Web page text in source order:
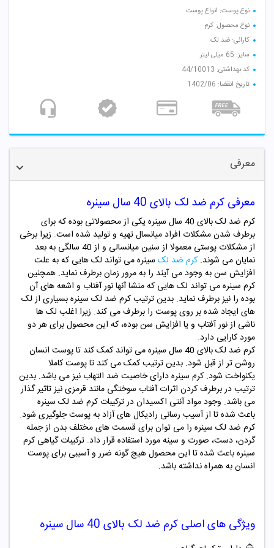
نوع پوست: انواع پوست
نوع محصول: کرم
کارائی: ضد لک
سایز: 65 میلی لیتر
کد بهداشتی: 44/10013
تاریخ انقضا: 1402/06
معرفی
معرفی کرم ضد لک بالای 40 سال سینره
کرم ضد لک بالای 40 سال سینره یکی از محصولاتی بوده که برای
برطرف شدن مشکلات افراد میانسال تهیه و تولید شده است. زیرا برخی
از مشکلات پوستی معمولا از سنین میانسالی و از 40 سالگی به بعد
نمایان می شوند. کرم ضد لک سینره می تواند لک هایی که به علت
افزایش سن به وجود می آیند را به مرور زمان برطرف نماید. همچنین
کرم سینره می تواند لک هایی که منشا آنها نور آفتاب و اشعه های آن
بوده را نیز برطرف نماید. بدین ترتیب کرم ضد لک سینره بسیاری از لک
های ایجاد شده بر روی پوست را برطرف می کند. زیرا اغلب لک ها
ناشی از نور آفتاب و یا افزایش سن بوده، که این محصول برای هر دو
مورد کارایی دارد.
کرم ضد لک بالای 40 سال سینره می تواند کمک کند تا پوست انسان
روشن تر از قبل شود. بدین ترتیب کمک می کند تا پوست کاملا
یکنواخت شود. کرم سینره دارای خاصیت ضد التهاب نیز می باشد. بدین
ترتیب در برطرف کردن اثرات آفتاب سوختگی مانند قرمزی نیز تاثیر گذار
می باشد. وجود مواد آنتی اکسیدان در ترکیبات کرم ضد لک سینره
باعث شده تا از آسیب رسانی رادیکال های آزاد به پوست جلوگیری شود.
کرم ضد لک سینره را می توان برای قسمت های مختلف بدن از جمله
گردن، دست، صورت و سینه مورد استفاده قرار داد. ترکیبات گیاهی کرم
سینره باعث شده تا این محصول هیچ گونه ضرر و آسیبی برای پوست
انسان به همراه نداشته باشد.
ویژگی های اصلی کرم ضد لک بالای 40 سال سینره